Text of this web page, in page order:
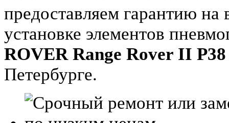
предоставляем гарантию
установке элементов
ROVER Range Rover II P38
Петербурге.